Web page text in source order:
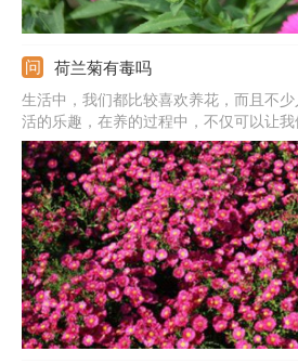
荷兰菊有毒吗
生活中，我们都比较喜欢养花，而且不
活的乐趣，在养的过程中，不仅可以让
给我们带来全身心的放松。但是养花也
的花是否有毒？这是一个值得大家去深
的荷兰菊，很多人也都喜欢养它，可是
知道，那我们就一起去看下吧。